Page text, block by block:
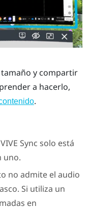
tamaño y compartir
a hacerlo,
.
VIVE Sync solo está
uno.
no admite el audio
Si utiliza un
en